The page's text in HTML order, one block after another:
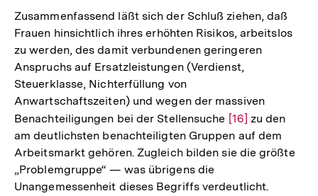
Zusammenfassend läßt sich der Schluß ziehen, daß
Frauen hinsichtlich ihres erhöhten Risikos, arbeitslos
zu werden, des damit verbundenen geringeren
Anspruchs auf Ersatzleistungen (Verdienst,
Steuerklasse, Nichterfüllung von
Anwartschaftszeiten) und wegen der massiven
Benachteiligungen bei der Stellensuche Zur
Auflösung
der
[16] zu den
am deutlichsten benachteiligten Gruppen auf dem
Arbeitsmarkt gehören. Zugleich bilden sie die größte
„Problemgruppe“ — was übrigens die
Unangemessenheit dieses Begriffs verdeutlicht.